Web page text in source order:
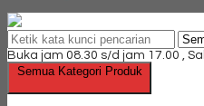
Buka jam 08.30 s/d jam 17.00 ,
Semua Kategori Produk